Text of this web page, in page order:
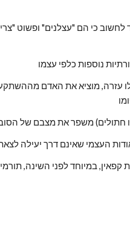
נוספות כלפי עצמו
חתולים) משפר את מצבם של
העצמי שאינם דרך יעילה
קפאין, במיוחד לפני השינה,